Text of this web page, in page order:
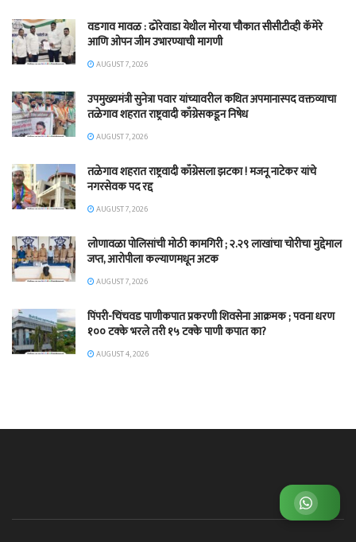
व्हाट्सअप ग्रुप जॉईन करा
वडगाव मावळ : ढोरेवाडा येथील मोरया चौकात सीसीटीव्ही कॅमेरे
आणि ओपन जीम उभारण्याची मागणी
AUGUST 7, 2026
उपमुख्यमंत्री सुनेत्रा पवार यांच्यावरील कथित अपमानास्पद वक्तव्याचा
तळेगाव शहरात राष्ट्रवादी काँग्रेसकडून निषेध
AUGUST 7, 2026
तळेगाव शहरात राष्ट्रवादी काँग्रेसला झटका ! मजनू नाटेकर यांचे
नगरसेवक पद रद्द
AUGUST 7, 2026
लोणावळा पोलिसांची मोठी कामगिरी ; २.२९ लाखांचा चोरीचा मुद्देमाल
जप्त, आरोपीला कल्याणमधून अटक
AUGUST 7, 2026
पिंपरी-चिंचवड पाणीकपात प्रकरणी शिवसेना आक्रमक ; पवना धरण
१०० टक्के भरले तरी १५ टक्के पाणी कपात का?
AUGUST 4, 2026